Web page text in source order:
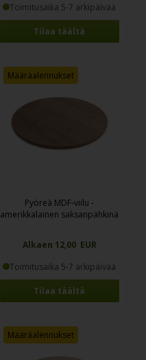
Toimitusaika 5-7 arkipäivää
Tilaa täältä
Määräalennukset
Pyöreä MDF-viilu -
amerikkalainen saksanpähkinä
Alkaen 12,00 EUR
Toimitusaika 5-7 arkipäivää
Tilaa täältä
Määräalennukset